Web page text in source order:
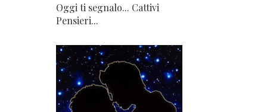
Oggi ti segnalo... Cattivi
Pensieri...